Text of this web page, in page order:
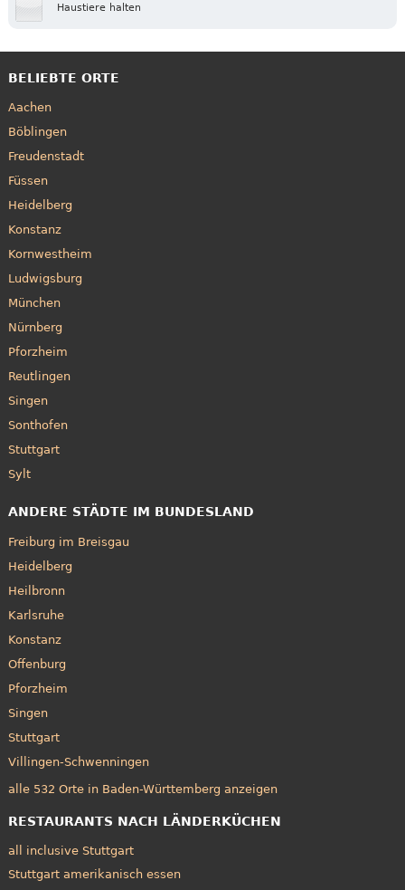
Haustiere halten
BELIEBTE ORTE
Aachen
Böblingen
Freudenstadt
Füssen
Heidelberg
Konstanz
Kornwestheim
Ludwigsburg
München
Nürnberg
Pforzheim
Reutlingen
Singen
Sonthofen
Stuttgart
Sylt
ANDERE STÄDTE IM BUNDESLAND
Freiburg im Breisgau
Heidelberg
Heilbronn
Karlsruhe
Konstanz
Offenburg
Pforzheim
Singen
Stuttgart
Villingen-Schwenningen
alle 532 Orte in Baden-Württemberg anzeigen
RESTAURANTS NACH LÄNDERKÜCHEN
all inclusive Stuttgart
Stuttgart amerikanisch essen